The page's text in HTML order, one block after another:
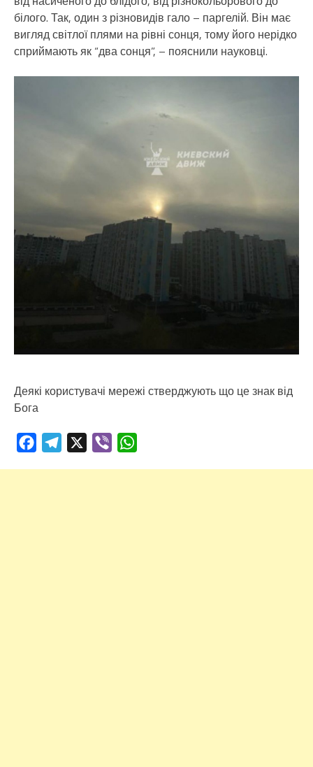
білого. Так, один з різновидів гало – паргелій. Він має
вигляд світлої плями на рівні сонця, тому його нерідко
сприймають як “два сонця”, – пояснили науковці.
Деякі користувачі мережі стверджують що це знак від
Бога
FacebookTelegram Viber